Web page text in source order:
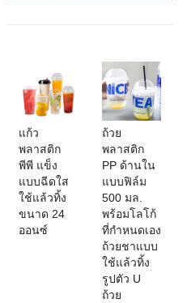
แก้ว
พลาสติก
พีพี แข็ง
แบบฉีดใส
ใช้แล้วทิ้ง
ขนาด 24
ออนซ์
ถ้วย
พลาสติก
PP ด้านใน
แบบฟิล์ม
500 มล.
พร้อมโลโก้
ที่กำหนดเอง
ถ้วยชาแบบ
ใช้แล้วทิ้ง
รูปตัว U
ถ้วย